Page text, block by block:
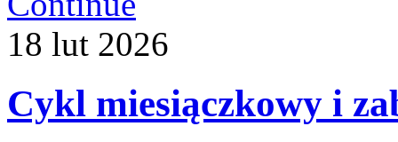
18 lut 2026
Cykl miesiączkowy i